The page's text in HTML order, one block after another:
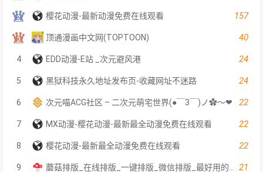
樱花动漫-最新动漫免费在线观看 157
顶通漫画中文网(TOPTOON) 40
4 EDD动漫-E站 _次元避风港 24
5 黑狱科技永久地址发布页-收藏网址不迷路 24
6 次元喵ACG社区 – 二次元萌宅世界(●￣3￣)ノ✿～❤ 22
7 MX动漫-樱花动漫-最新最全动漫免费在线观看 22
8 樱花动漫-最新最全动漫免费在线观看 22
9 21